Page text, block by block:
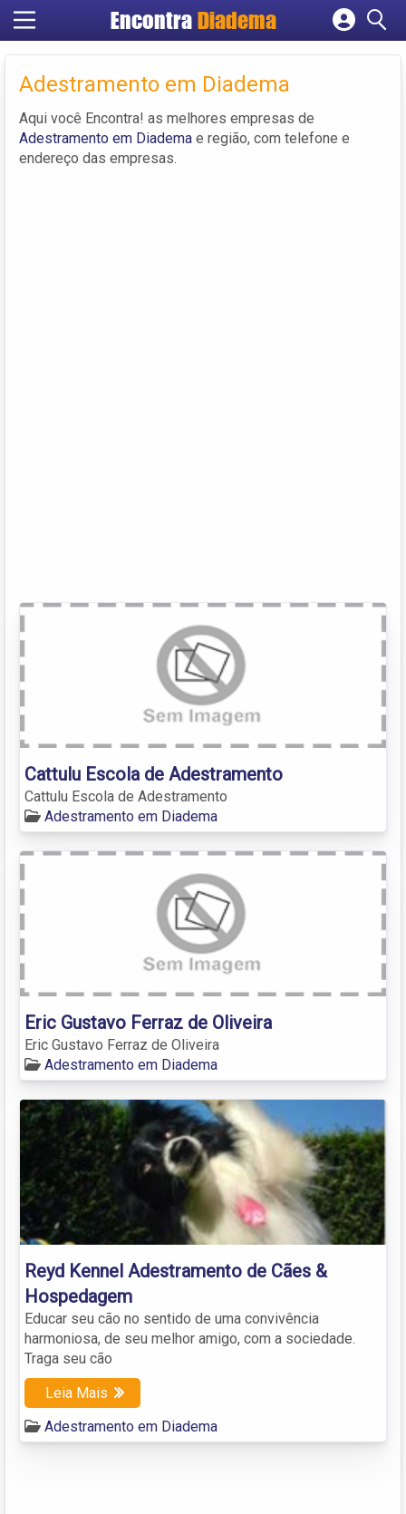
EncontraDiadema
Cadastrar empresa
Criar conta
Adestramento em Diadema
Aqui você Encontra! as melhores empresas de
Adestramento em Diadema e região, com telefone e
endereço das empresas.
Cattulu Escola de Adestramento
Cattulu Escola de Adestramento
Adestramento em Diadema
Eric Gustavo Ferraz de Oliveira
Eric Gustavo Ferraz de Oliveira
Adestramento em Diadema
Reyd Kennel Adestramento de Cães &
Hospedagem
Educar seu cão no sentido de uma convivência
harmoniosa, de seu melhor amigo, com a sociedade.
Traga seu cão
Leia Mais
Adestramento em Diadema